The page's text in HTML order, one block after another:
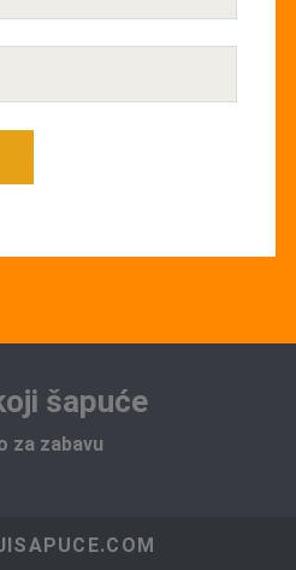
šapuće
za zabavu